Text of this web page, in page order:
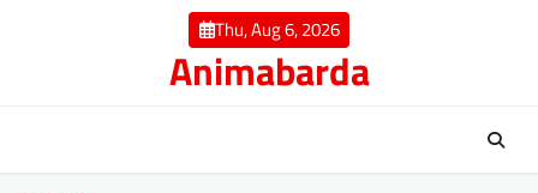
Thu, Aug 6, 2026
Animabarda